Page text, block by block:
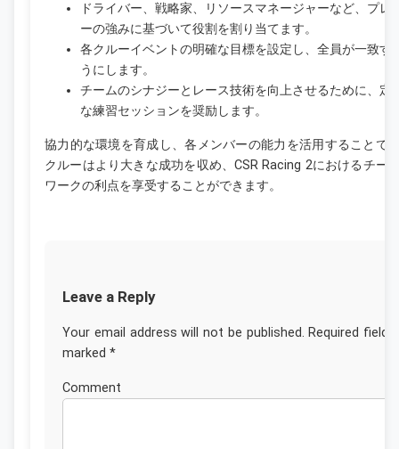
ドライバー、戦略家、リソースマネージャーなど、プレ
ーの強みに基づいて役割を割り当てます。
各クルーイベントの明確な目標を設定し、全員が一致す
うにします。
チームのシナジーとレース技術を向上させるために、定
な練習セッションを奨励します。
協力的な環境を育成し、各メンバーの能力を活用することで
クルーはより大きな成功を収め、CSR Racing 2におけるチー
ワークの利点を享受することができます。
Leave a Reply
Your email address will not be published. Required fields
marked *